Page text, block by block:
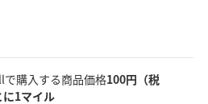
で購入する商品価格100円（税
1マイル